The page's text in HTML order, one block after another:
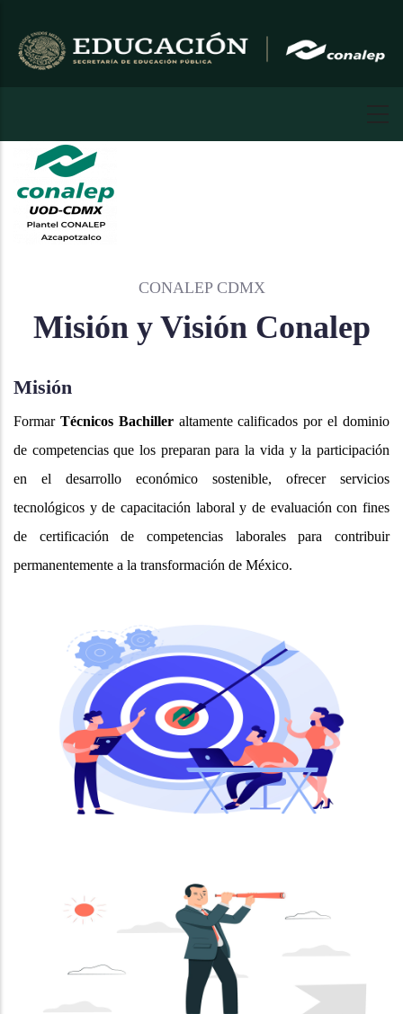
contenido
CONALEP CDMX
Misión y Visión Conalep
Misión
Formar Técnicos Bachilleraltamente calificados por el dominio
de competencias que los preparan para la vida y la participación
en el desarrollo económico sostenible, ofrecer servicios
tecnológicos y de capacitación laboral y de evaluación con fines
de certificación de competencias laborales para contribuir
permanentemente a la transformación de México.